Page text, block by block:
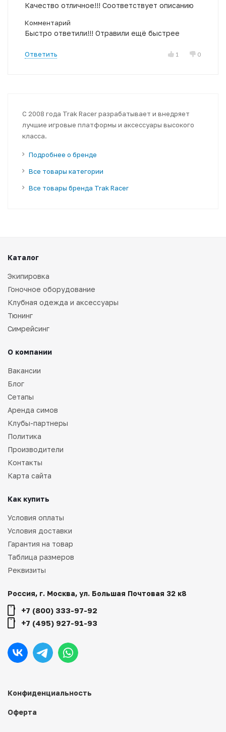
Качество отличное!!! Соответствует описанию
Комментарий
Быстро ответили!!! Отравили ещё быстрее
Ответить 1 0
С 2008 года Trak Racer разрабатывает и внедряет
лучшие игровые платформы и аксессуары высокого
класса.
Подробнее о бренде
Все товары категории
Все товары бренда Trak Racer
Конфиденциальность
Оферта
Каталог
Экипировка
Гоночное оборудование
Клубная одежда и аксессуары
Тюнинг
Симрейсинг
О компании
Вакансии
Блог
Сетапы
Аренда симов
Клубы-партнеры
Политика
Производители
Контакты
Карта сайта
Как купить
Условия оплаты
Условия доставки
Гарантия на товар
Таблица размеров
Реквизиты
Россия, г. Москва, ул. Большая Почтовая 32 к8
+7 (800) 333-97-92
+7 (495) 927-91-93